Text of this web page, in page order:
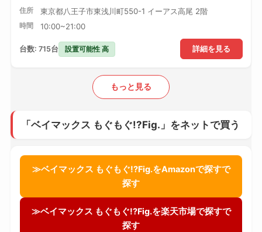
住所 東京都八王子市東浅川町550-1 イーアス高尾 2階
時間 10:00~21:00
詳細を見る
台数: 715台 設置可能性 高
もっと見る
「ベイマックス もぐもぐ!?Fig.」をネットで買う
≫ベイマックス もぐもぐ!?Fig.をAmazonで探すで
探す
≫ベイマックス もぐもぐ!?Fig.を楽天市場で探すで
探す